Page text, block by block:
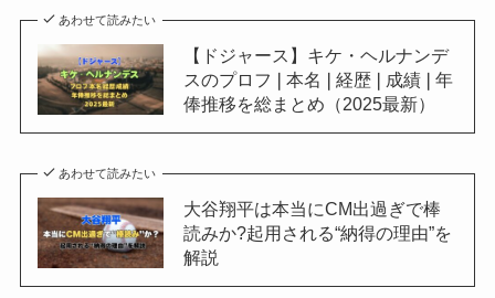
あわせて読みたい
【ドジャース】キケ・ヘルナンデ
スのプロフ❘本名❘経歴❘成績❘年
俸推移を総まとめ（2025最新）
あわせて読みたい
大谷翔平は本当にCM出過ぎで棒
読みか?起用される“納得の理由”を
解説